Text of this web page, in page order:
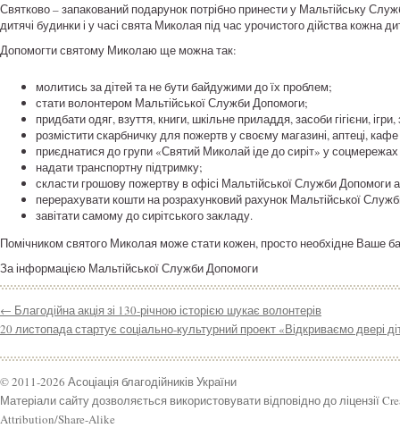
Святково – запакований подарунок потрібно принести у Мальтійську
дитячі будинки і у часі свята Миколая під час урочистого дійства кожна
Допомогти святому Миколаю ще можна так:
молитись за дітей та не бути байдужими до їх проблем;
стати волонтером Мальтійської Служби Допомоги;
придбати одяг, взуття, книги, шкільне приладдя, засоби гігієни,
розмістити скарбничку для пожертв у своєму магазині, аптеці,
приєднатися до групи «Святий Миколай іде до сиріт» у соцмережах
надати транспортну підтримку;
скласти грошову пожертву в офісі Мальтійської Служби Допомоги
перерахувати кошти на розрахунковий рахунок Мальтійської
завітати самому до сирітського закладу.
Помічником святого Миколая може стати кожен, просто необхідне Ваше
За інформацією Мальтійської Служби Допомоги
← Благодійна акція зі 130-річною історією шукає волонтерів
20 листопада стартує соціально-культурний проект «Відкриваємо двері
© 2011-2026 Асоціація благодійників України
Матеріали сайту дозволяється використовувати відповідно до ліцензії
Attribution/Share-Alike